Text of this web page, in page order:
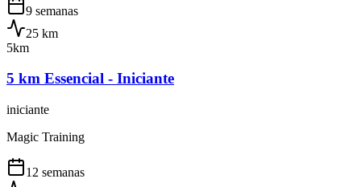
9 semanas
25 km
5km
5 km Essencial - Iniciante
iniciante
Magic Training
12 semanas